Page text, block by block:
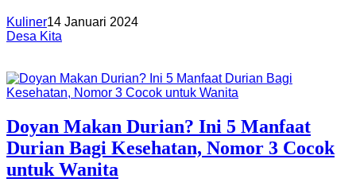
Kuliner14 Januari 2024
Desa Kita
Doyan Makan Durian? Ini 5 Manfaat
Durian Bagi Kesehatan, Nomor 3 Cocok
untuk Wanita